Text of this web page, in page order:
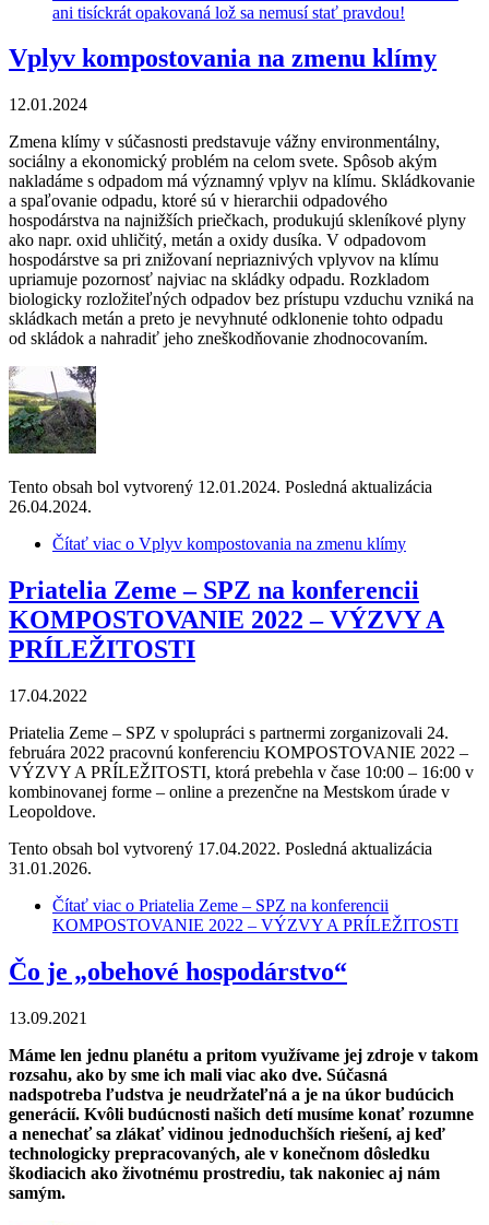
ani tisíckrát opakovaná lož sa nemusí stať pravdou!
Vplyv kompostovania na zmenu klímy
12.01.2024
Zmena klímy v súčasnosti predstavuje vážny environmentálny,
sociálny a ekonomický problém na celom svete. Spôsob akým
nakladáme s odpadom má významný vplyv na klímu. Skládkovanie
a spaľovanie odpadu, ktoré sú v hierarchii odpadového
hospodárstva na najnižších priečkach, produkujú skleníkové plyny
ako napr. oxid uhličitý, metán a oxidy dusíka. V odpadovom
hospodárstve sa pri znižovaní nepriaznivých vplyvov na klímu
upriamuje pozornosť najviac na skládky odpadu. Rozkladom
biologicky rozložiteľných odpadov bez prístupu vzduchu vzniká na
skládkach metán a preto je nevyhnuté odklonenie tohto odpadu
od skládok a nahradiť jeho zneškodňovanie zhodnocovaním.
Tento obsah bol vytvorený 12.01.2024. Posledná aktualizácia
26.04.2024.
Čítať viac o Vplyv kompostovania na zmenu klímy
Priatelia Zeme – SPZ na konferencii
KOMPOSTOVANIE 2022 – VÝZVY A
PRÍLEŽITOSTI
17.04.2022
Priatelia Zeme – SPZ v spolupráci s partnermi zorganizovali 24.
februára 2022 pracovnú konferenciu KOMPOSTOVANIE 2022 –
VÝZVY A PRÍLEŽITOSTI, ktorá prebehla v čase 10:00 – 16:00 v
kombinovanej forme – online a prezenčne na Mestskom úrade v
Leopoldove.
Tento obsah bol vytvorený 17.04.2022. Posledná aktualizácia
31.01.2026.
Čítať viac o Priatelia Zeme – SPZ na konferencii
KOMPOSTOVANIE 2022 – VÝZVY A PRÍLEŽITOSTI
Čo je „obehové hospodárstvo“
13.09.2021
Máme len jednu planétu a pritom využívame jej zdroje v takom
rozsahu, ako by sme ich mali viac ako dve. Súčasná
nadspotreba ľudstva je neudržateľná a je na úkor budúcich
generácií. Kvôli budúcnosti našich detí musíme konať rozumne
a nenechať sa zlákať vidinou jednoduchších riešení, aj keď
technologicky prepracovaných, ale v konečnom dôsledku
škodiacich ako životnému prostrediu, tak nakoniec aj nám
samým.